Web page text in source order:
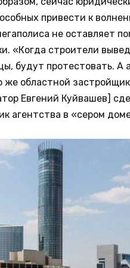
привести к
не оставляет
«Когда строители
будут протестовать. А
же областной
Евгений Куйвашев]
агентства в «сером